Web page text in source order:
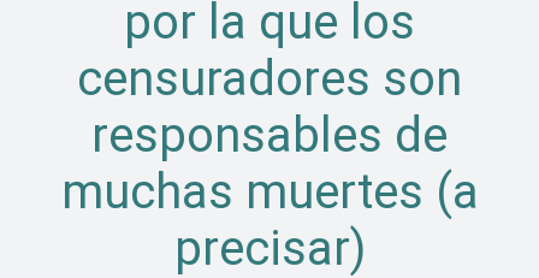
por la que los
censuradores son
responsables de
muchas muertes (a
precisar)